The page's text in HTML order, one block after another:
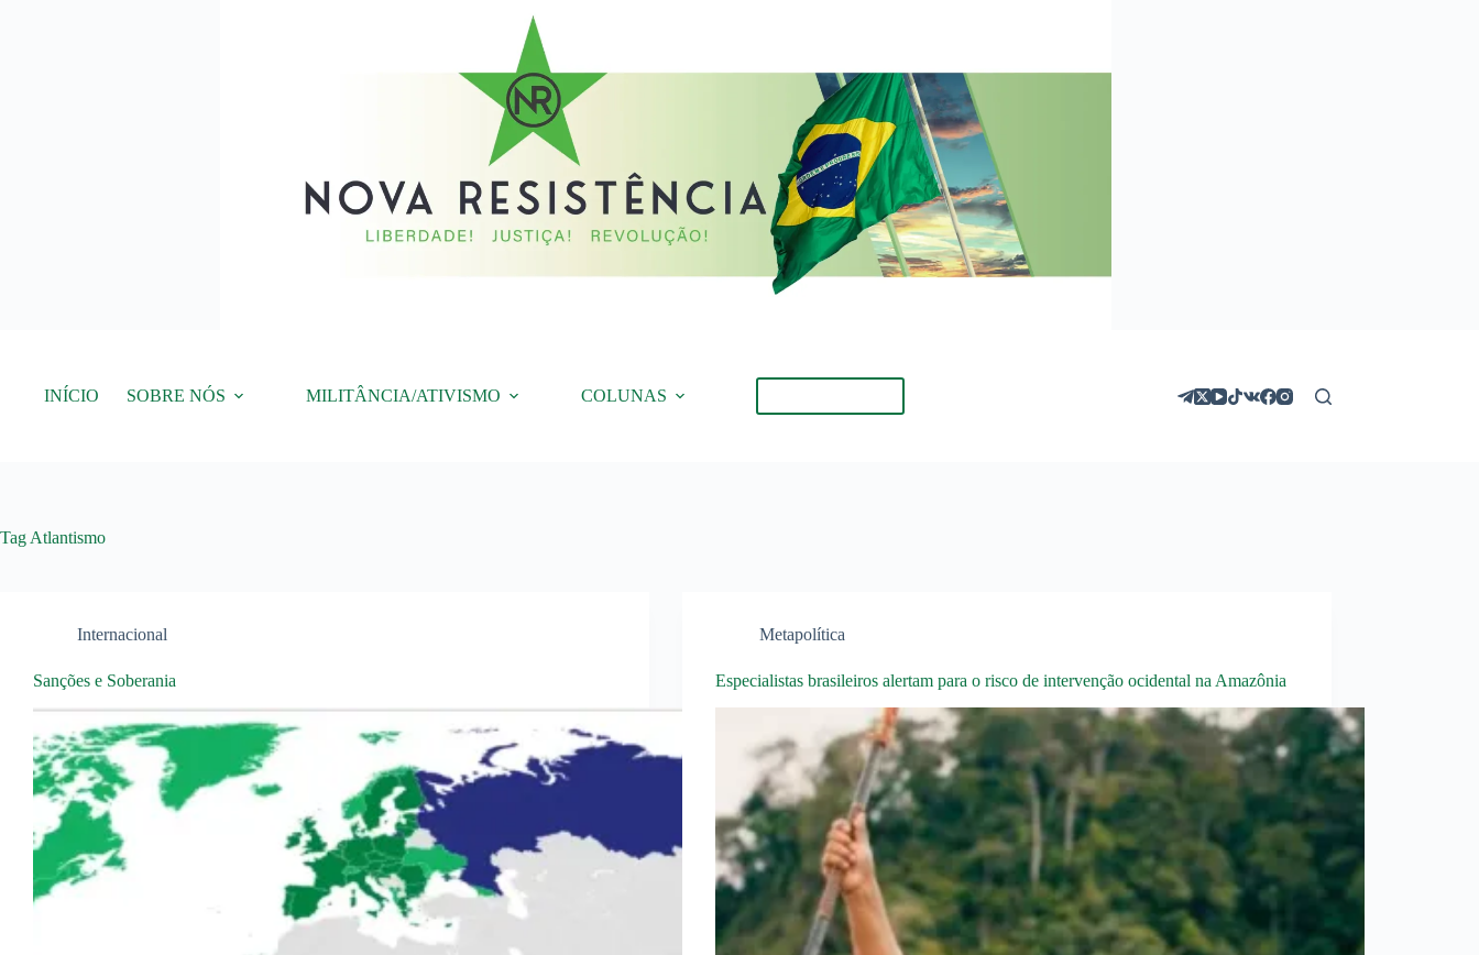
INÍCIO SOBRE NÓS MILITÂNCIA/ATIVISMO COLUNAS
Tag Atlantismo
Internacional
Sanções e Soberania
Metapolítica
Especialistas brasileiros alertam para o risco de intervenção ocidental na Amazônia